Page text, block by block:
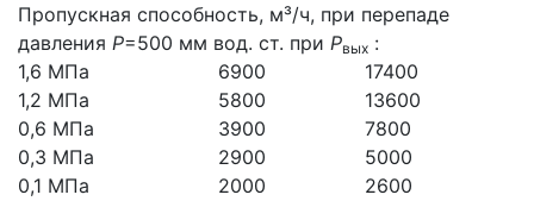
Пропускная способность, м³/ч, при перепаде
давления Р=500 мм вод. ст. при Рвых :
1,6 МПа
6900
17400
1,2 МПа
5800
13600
0,6 МПа
3900
7800
0,3 МПа
2900
5000
0,1 МПа
2000
2600